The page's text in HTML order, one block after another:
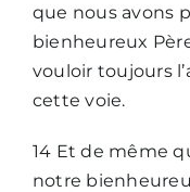
que nous avons
bienheureux
vouloir toujours
cette voie.
14 Et de même
notre